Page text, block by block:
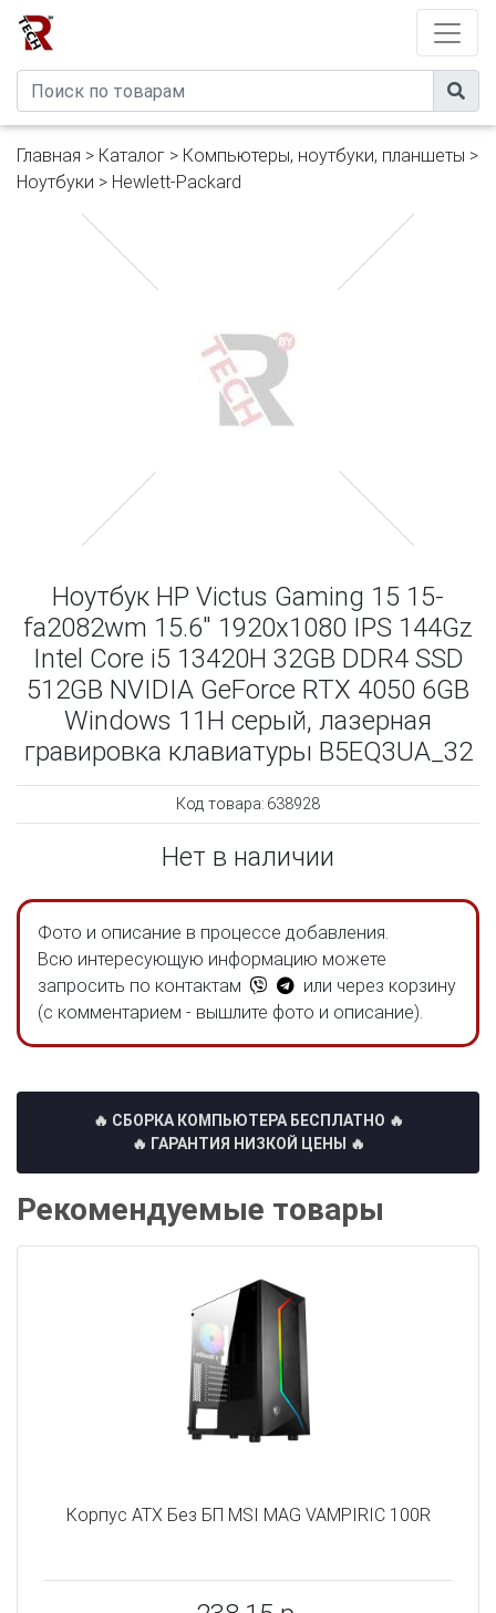
Главная > Каталог > Компьютеры, ноутбуки, планшеты >
Ноутбуки > Hewlett-Packard
Ноутбук HP Victus Gaming 15 15-
fa2082wm 15.6" 1920x1080 IPS 144Gz
Intel Core i5 13420H 32GB DDR4 SSD
512GB NVIDIA GeForce RTX 4050 6GB
Windows 11H серый, лазерная
гравировка клавиатуры B5EQ3UA_32
Код товара: 638928
Нет в наличии
Фото и описание в процессе добавления.
Всю интересующую информацию можете
запросить по контактам
или через корзину
(с комментарием - вышлите фото и описание).
🔥 СБОРКА КОМПЬЮТЕРА БЕСПЛАТНО 🔥
🔥 ГАРАНТИЯ НИЗКОЙ ЦЕНЫ 🔥
Рекомендуемые товары
Корпус ATX Без БП MSI MAG VAMPIRIC 100R